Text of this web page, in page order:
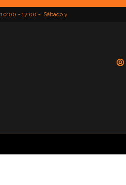
- 17:00 - Sábado y